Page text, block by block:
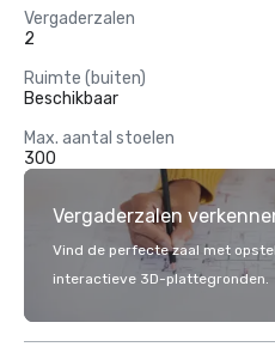
Vergaderzalen
2
Ruimte (buiten)
Beschikbaar
Max. aantal stoelen
300
Vergaderzalen
Vind de perfecte zaal met
interactieve 3D-plattegronden.